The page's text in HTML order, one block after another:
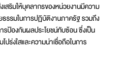
สริมให้บุคลากรของหน่วยงานมีความ
ธรรมในการปฏิบัติงานภาครัฐ รวมถึง
ป้องกันผลประโยชน์ทับซ้อน ซึ่งเป็น
ร่งใสและความน่าเชื่อถือในการ